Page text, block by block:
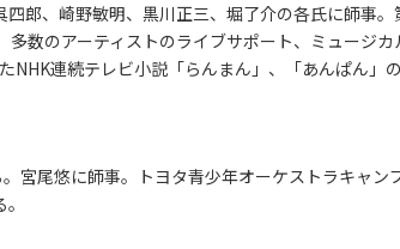
郎、崎野敏明、黒川正三、堀了介の各氏に師事
数のアーティストのライブサポート、ミュージカ
連続テレビ小説「らんまん」、「あんぱん」
宮尾悠に師事。トヨタ青少年オーケストラキャン